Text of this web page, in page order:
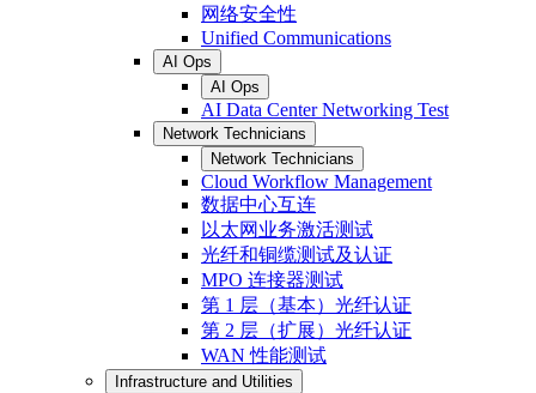
网络安全性
Unified Communications
AI Ops
AI Ops
AI Data Center Networking Test
Network Technicians
Network Technicians
Cloud Workflow Management
数据中心互连
以太网业务激活测试
光纤和铜缆测试及认证
MPO 连接器测试
第 1 层（基本）光纤认证
第 2 层（扩展）光纤认证
WAN 性能测试
Infrastructure and Utilities